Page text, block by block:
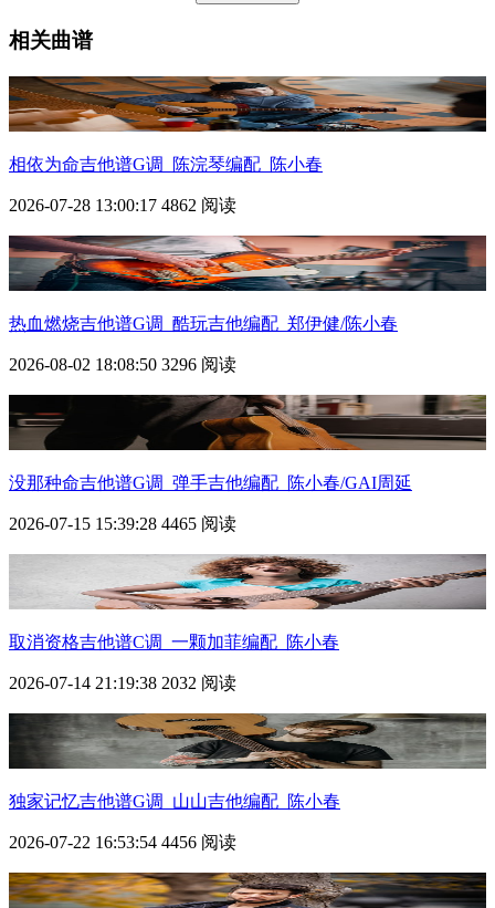
相关曲谱
相依为命吉他谱G调_陈浣琴编配_陈小春
2026-07-28 13:00:17 4862 阅读
热血燃烧吉他谱G调_酷玩吉他编配_郑伊健/陈小春
2026-08-02 18:08:50 3296 阅读
没那种命吉他谱G调_弹手吉他编配_陈小春/GAI周延
2026-07-15 15:39:28 4465 阅读
取消资格吉他谱C调_一颗加菲编配_陈小春
2026-07-14 21:19:38 2032 阅读
独家记忆吉他谱G调_山山吉他编配_陈小春
2026-07-22 16:53:54 4456 阅读